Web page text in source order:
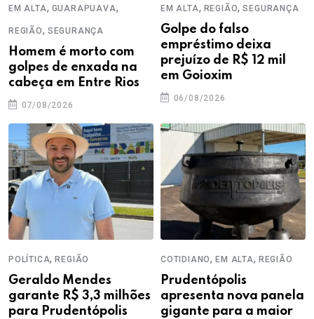
EM ALTA, GUARAPUAVA,
REGIÃO, SEGURANÇA
Homem é morto com
golpes de enxada na
cabeça em Entre Rios
07/08/2026
EM ALTA, REGIÃO,SEGURANÇA
Golpe do falso
empréstimo deixa
prejuízo de R$ 12 mil
em Goioxim
06/08/2026
POLÍTICA,REGIÃO
Geraldo Mendes
garante R$ 3,3 milhões
para Prudentópolis
COTIDIANO,EM ALTA, REGIÃO
Prudentópolis
apresenta nova panela
gigante para a maior